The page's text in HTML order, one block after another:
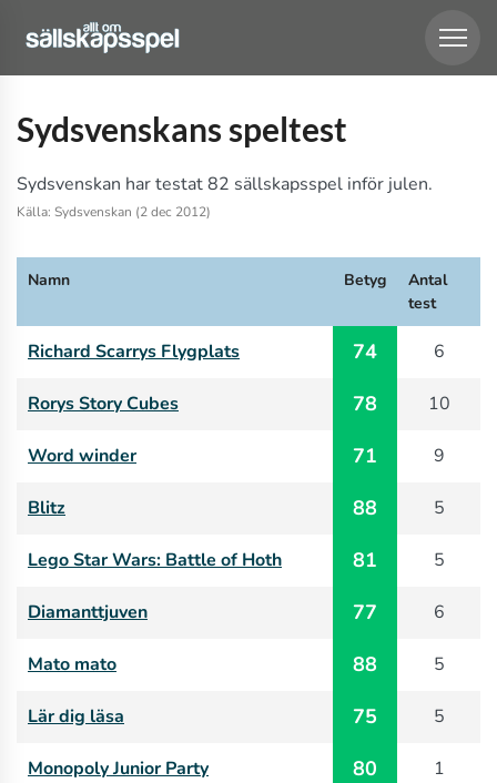
Sydsvenskans speltest
Sydsvenskan har testat 82 sällskapsspel inför julen.
Källa: Sydsvenskan (2 dec 2012)
Namn Betyg
Antal
test
Richard Scarrys Flygplats 74 6
Rorys Story Cubes 78 10
Word winder 71 9
Blitz 88 5
Lego Star Wars: Battle of Hoth 81 5
Diamanttjuven 77 6
Mato mato 88 5
Lär dig läsa 75 5
Monopoly Junior Party 80 1